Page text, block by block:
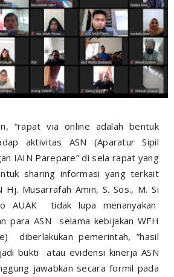
“rapat via online adalah bentuk
aktivitas ASN (Aparatur Sipil
IAIN Parepare” di sela rapat yang
sharing informasi yang terkait
Hj. Musarrafah Amin, S. Sos., M. Si
AUAK tidak lupa menanyakan
para ASN selama kebijakan WFH
diberlakukan pemerintah, ”hasil
bukti atau evidensi kinerja ASN
jawabkan secara formil pada